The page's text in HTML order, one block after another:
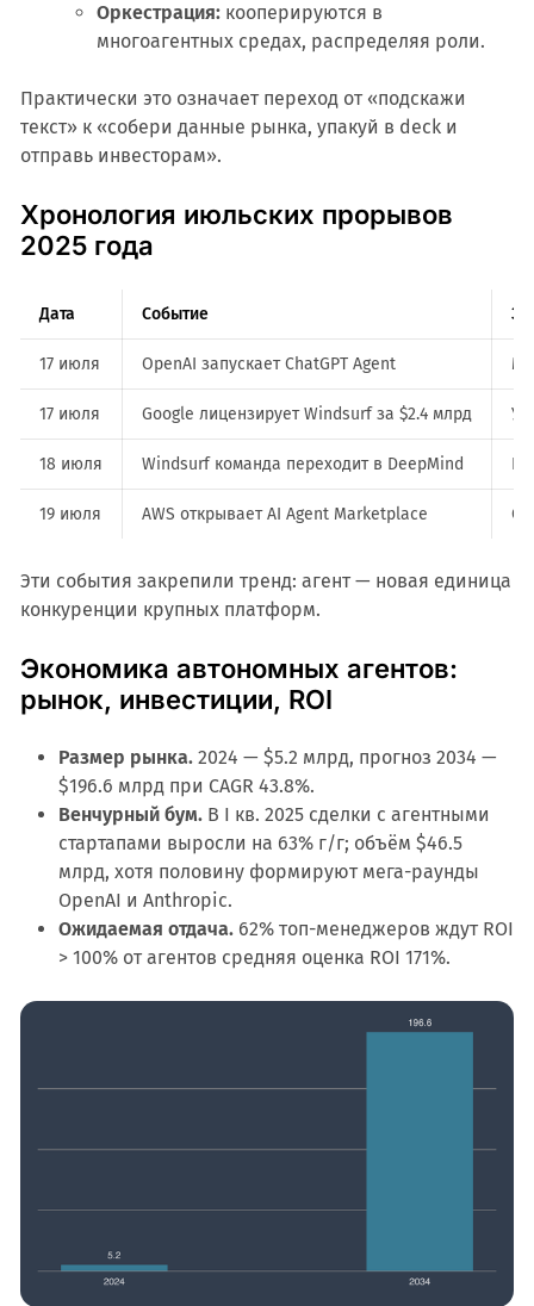
Оркестрация:кооперируются в
многоагентных средах, распределяя роли.
Практически это означает переход от «подскажи
текст» к «собери данные рынка, упакуй в deck и
отправь инвесторам».
Хронология июльских прорывов
2025 года
Дата Событие
17 июля OpenAI запускает ChatGPT Agent
17 июля Google лицензирует Windsurf за $2.4 млрд
18 июля Windsurf команда переходит в DeepMind
19 июля AWS открывает AI Agent Marketplace
Эти события закрепили тренд: агент — новая единица
конкуренции крупных платформ.
Экономика автономных агентов:
рынок, инвестиции, ROI
Размер рынка.2024 — $5.2 млрд, прогноз 2034 —
$196.6 млрд при CAGR 43.8%.
Венчурный бум.В I кв. 2025 сделки с агентными
стартапами выросли на 63% г/г; объём $46.5
млрд, хотя половину формируют мега-раунды
OpenAI и Anthropic.
Ожидаемая отдача.62% топ-менеджеров ждут ROI
> 100% от агентов средняя оценка ROI 171%.